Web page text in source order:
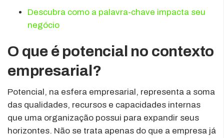
Descubra como a palavra-chave impacta seu
negócio
O que é potencial no contexto
empresarial?
Potencial, na esfera empresarial, representa a soma
das qualidades, recursos e capacidades internas
que uma organização possui para expandir seus
horizontes. Não se trata apenas do que a empresa já